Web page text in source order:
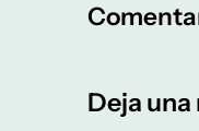
Deja